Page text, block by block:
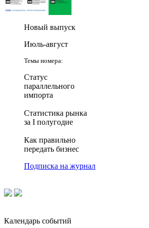
Новый выпуск
Июль-август
Темы номера:
Статус
параллельного
импорта
Статистика рынка
за I полугодие
Как правильно
передать бизнес
Подписка на журнал
Календарь событий